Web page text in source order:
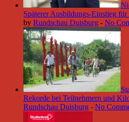
Späterer Ausbildungs-Einstieg
by Rundschau Duisburg - No
Rekorde bei Teilnehmern und
Rundschau Duisburg - No